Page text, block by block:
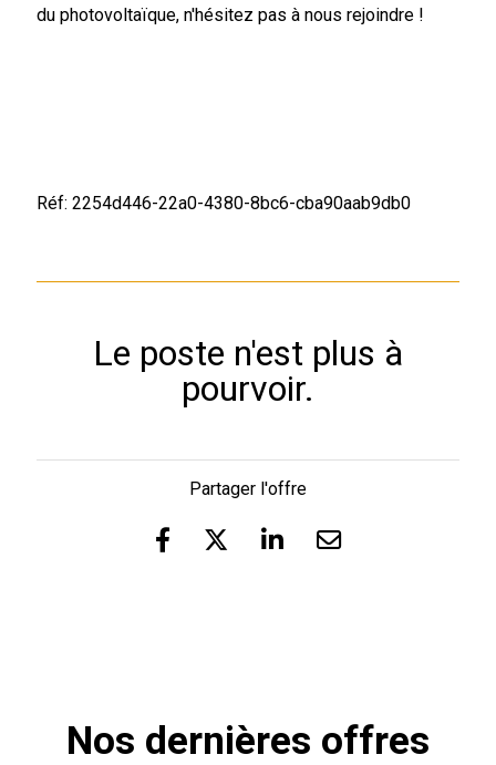
du photovoltaïque, n'hésitez pas à nous rejoindre !
Réf: 2254d446-22a0-4380-8bc6-cba90aab9db0
Le poste n'est plus à
pourvoir.
Partager l'offre
Nos dernières offres